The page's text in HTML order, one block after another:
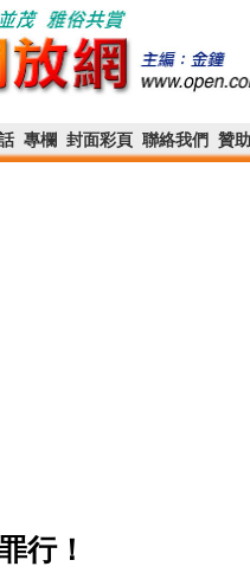
專欄 封面彩頁 聯絡我們 贊
行！